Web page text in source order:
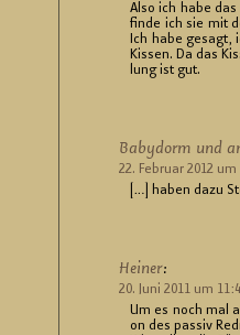
Also ich habe
finde ich sie mit
Ich habe ge­sagt,
Kis­sen. Da das
lung ist gut.
Ba­by­dorm und
22. Fe­bru­ar 2012 um
[…] haben dazu
Hei­ner:
20. Juni 2011 um
Um es noch mal
on des pas­siv